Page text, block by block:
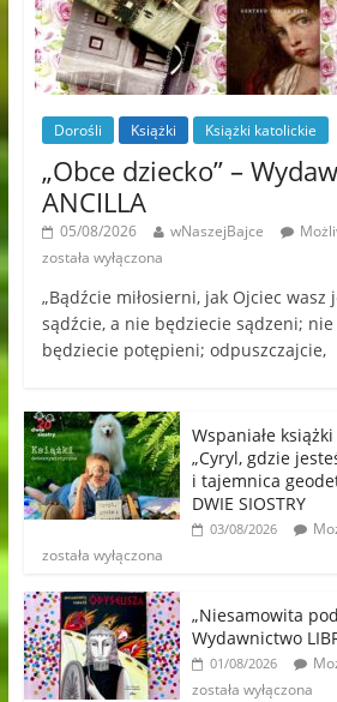
Dorośli Książki Książki katolickie
„Obce dziecko” –
ANCILLA
05/08/2026 wNaszejBajce
została wyłączona
„Bądźcie miłosierni, jak Ojciec wasz
sądźcie, a nie będziecie sądzeni;
będziecie potępieni; odpuszczajcie,
Wspaniałe
„Cyryl, gdzie
i tajemnica
DWIE SIOSTRY
03/08/2026
została wyłączona
„Niesamowita
Wydawnictwo
01/08/2026
została wyłączona